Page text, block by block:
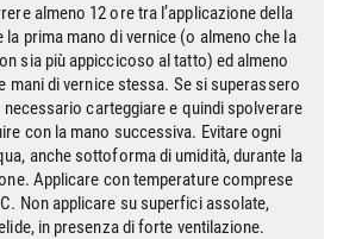
almeno 12 ore tra l’applicazione della
la prima mano di vernice (o almeno che la
sia più appiccicoso al tatto) ed almeno
mani di vernice stessa. Se si superassero
necessario carteggiare e quindi spolverare
con la mano successiva. Evitare ogni
anche sottoforma di umidità, durante la
Applicare con temperature comprese
Non applicare su superfici assolate,
in presenza di forte ventilazione.